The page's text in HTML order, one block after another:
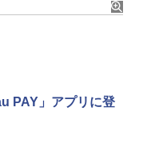
PAY」アプリに登